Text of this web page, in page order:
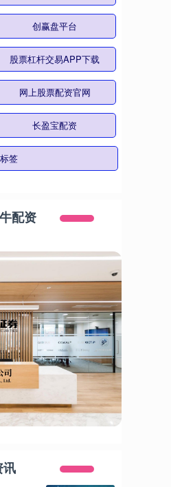
创赢盘平台
股票杠杆交易APP下载
网上股票配资官网
长盈宝配资
签
配资
讯